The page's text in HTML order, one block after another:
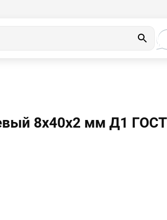
8х40х2 мм Д1 ГОСТ